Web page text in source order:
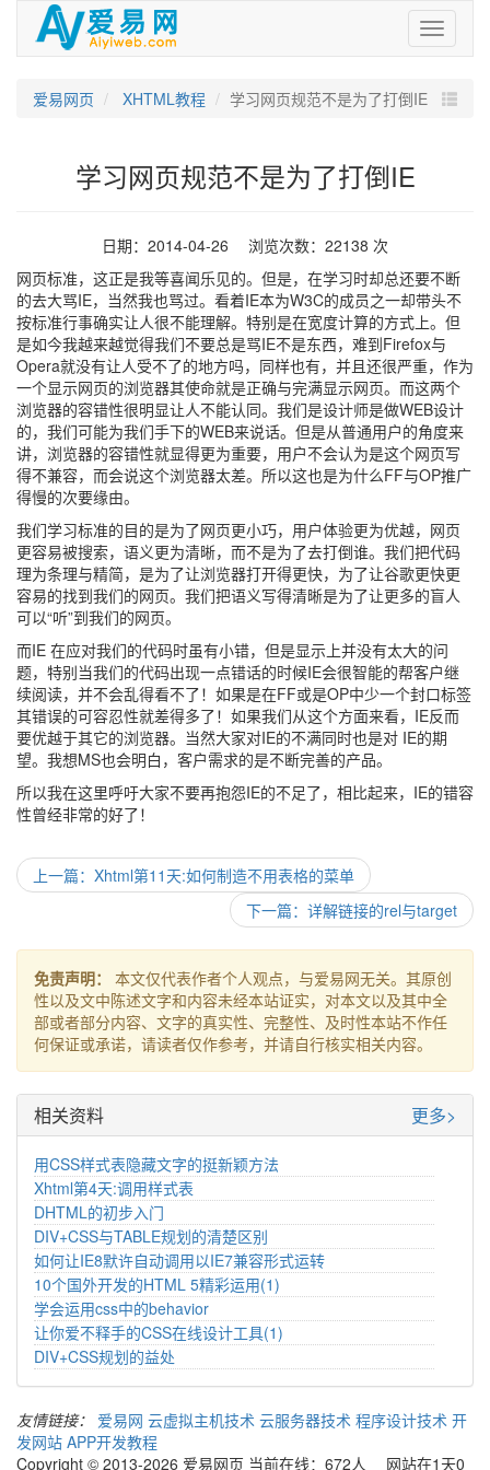
爱
易
爱易网页
XHTML教程 学习网页规范不是为了打倒IE
学习网页规范不是为了打倒IE
日期：2014-04-26 浏览次数：22138 次
网页标准，这正是我等喜闻乐见的。但是，在学习时却总还要不断
的去大骂IE，当然我也骂过。看着IE本为W3C的成员之一却带头不
按标准行事确实让人很不能理解。特别是在宽度计算的方式上。但
是如今我越来越觉得我们不要总是骂IE不是东西，难到Firefox与
Opera就没有让人受不了的地方吗，同样也有，并且还很严重，作为
一个显示网页的浏览器其使命就是正确与完满显示网页。而这两个
浏览器的容错性很明显让人不能认同。我们是设计师是做WEB设计
的，我们可能为我们手下的WEB来说话。但是从普通用户的角度来
讲，浏览器的容错性就显得更为重要，用户不会认为是这个网页写
得不兼容，而会说这个浏览器太差。所以这也是为什么FF与OP推广
得慢的次要缘由。
我们学习标准的目的是为了网页更小巧，用户体验更为优越，网页
更容易被搜索，语义更为清晰，而不是为了去打倒谁。我们把代码
理为条理与精简，是为了让浏览器打开得更快，为了让谷歌更快更
容易的找到我们的网页。我们把语义写得清晰是为了让更多的盲人
可以“听”到我们的网页。
而IE 在应对我们的代码时虽有小错，但是显示上并没有太大的问
题，特别当我们的代码出现一点错话的时候IE会很智能的帮客户继
续阅读，并不会乱得看不了！如果是在FF或是OP中少一个封口标签
其错误的可容忍性就差得多了！如果我们从这个方面来看，IE反而
要优越于其它的浏览器。当然大家对IE的不满同时也是对 IE的期
望。我想MS也会明白，客户需求的是不断完善的产品。
所以我在这里呼吁大家不要再抱怨IE的不足了，相比起来，IE的错容
性曾经非常的好了！
上一篇：Xhtml第11天:如何制造不用表格的菜单
下一篇：详解链接的rel与target
免责声明：
本文仅代表作者个人观点，与爱易网无关。其原创
性以及文中陈述文字和内容未经本站证实，对本文以及其中全
部或者部分内容、文字的真实性、完整性、及时性本站不作任
何保证或承诺，请读者仅作参考，并请自行核实相关内容。
相关资料 更多>
用CSS样式表隐藏文字的挺新颖方法
Xhtml第4天:调用样式表
DHTML的初步入门
DIV+CSS与TABLE规划的清楚区别
如何让IE8默许自动调用以IE7兼容形式运转
10个国外开发的HTML 5精彩运用(1)
学会运用css中的behavior
让你爱不释手的CSS在线设计工具(1)
DIV+CSS规划的益处
友情链接： 爱易网 云虚拟主机技术 云服务器技术 程序设计技术 开
发网站 APP开发教程
Copyright © 2013-2026 爱易网页 当前在线：672人 网站在1天0